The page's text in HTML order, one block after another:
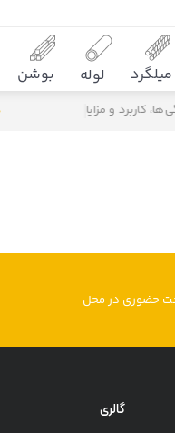
میلگرد لوله بوشن
کاربرد و مزایا
حضوری در محل
گالری